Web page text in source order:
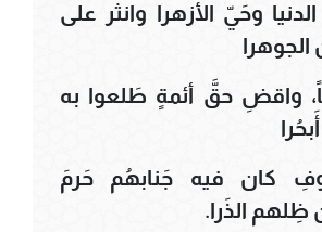
وحَيّ الأزهرا وانثر على
واقضِ حقَّ أئمةٍ طَلعوا به
كان فيه جَنابهُم حَرمَ
ظِلهم الذَرا.